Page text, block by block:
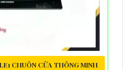
CHUÔN CỬA THÔNG MINH